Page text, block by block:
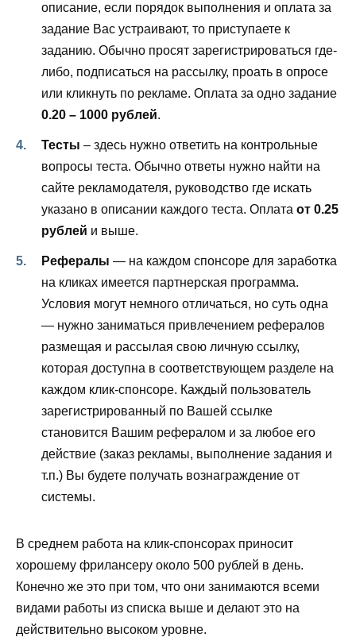
описание, если порядок выполнения и оплата за
задание Вас устраивают, то приступаете к
заданию. Обычно просят зарегистрироваться где-
либо, подписаться на рассылку, проать в опросе
или кликнуть по рекламе. Оплата за одно задание
0.20 – 1000 рублей.
Тесты – здесь нужно ответить на контрольные
вопросы теста. Обычно ответы нужно найти на
сайте рекламодателя, руководство где искать
указано в описании каждого теста. Оплата от 0.25
рублей и выше.
Рефералы — на каждом спонсоре для заработка
на кликах имеется партнерская программа.
Условия могут немного отличаться, но суть одна
— нужно заниматься привлечением рефералов
размещая и рассылая свою личную ссылку,
которая доступна в соответствующем разделе на
каждом клик-спонсоре. Каждый пользователь
зарегистрированный по Вашей ссылке
становится Вашим рефералом и за любое его
действие (заказ рекламы, выполнение задания и
т.п.) Вы будете получать вознаграждение от
системы.
В среднем работа на клик-спонсорах приносит
хорошему фрилансеру около 500 рублей в день.
Конечно же это при том, что они занимаются всеми
видами работы из списка выше и делают это на
действительно высоком уровне.